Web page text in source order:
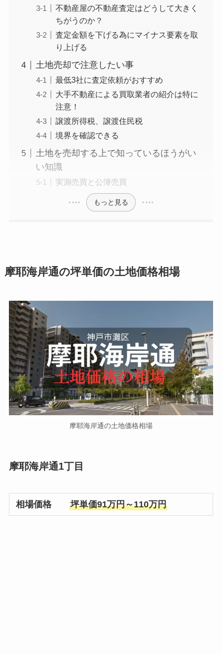
不動産屋の不動産査定はどうして大きく
ちがうのか？
査定金額を下げる為にマイナス要素を取
り上げる
土地売却で注意したい事
最低3社に査定依頼がおすすめ
大手不動産による買取業者の紹介は特に
注意！
譲渡所得税、譲渡住民税
境界を確認できる
土地を売却する上で知っているほうがい
い知識
実測売買と公簿売買
もっと見る
摩耶海岸通の坪単価の土地価格相場
摩耶海岸通の土地価格相場
摩耶海岸通1丁目
相場価格坪単価91万円～110万円